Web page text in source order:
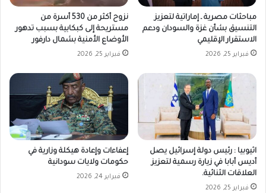
مباحثات مصرية ـ إماراتية لتعزيز
التنسيق بشأن غزة والسودان ودعم
الاستقرار الإقليمي
فبراير 25, 2026
نزوح أكثر من 530 أسرة من
مستريحة إلى كبكابية بسبب تدهور
الأوضاع الأمنية بشمال دارفور
فبراير 25, 2026
اثيوبيا : رئيس دولة إسرائيل يصل
أديس أبابا في زيارة رسمية لتعزيز
العلاقات الثنائية.
فبراير 25, 2026
إعفاءات وإعادة هيكلة وزارية في
حكومات ولايات سودانية
فبراير 24, 2026